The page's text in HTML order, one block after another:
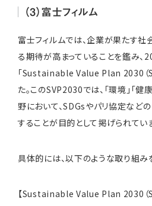
（3）富士フィルム
富士フィルムでは、企業が果たす社
る期待が高まっていることを鑑み
「Sustainable Value Plan 2030（
た。このSVP2030では、「環境」「健
野において、SDGsやパリ協定など
することが目的として掲げられてい
具体的には、以下のような取り組み
【Sustainable Value Plan 2030（